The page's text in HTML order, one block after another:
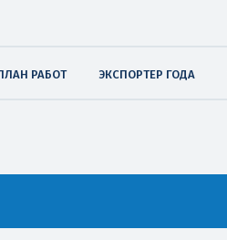
РАБОТ ЭКСПОРТЕР ГОДА